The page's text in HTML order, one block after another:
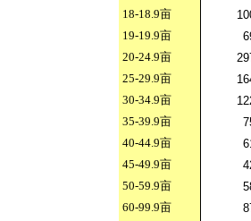
18-18.9亩
19-19.9亩
20-24.9亩
25-29.9亩
30-34.9亩
35-39.9亩
40-44.9亩
45-49.9亩
50-59.9亩
60-99.9亩